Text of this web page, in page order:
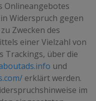
Onlineangebotes
Widerspruch gegen
Zwecken des
einer Vielzahl von
Trackings, über die
und
erklärt werden.
im